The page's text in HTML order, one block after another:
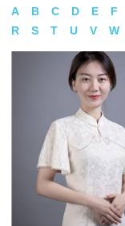
A B C D E F
R
S T U V W